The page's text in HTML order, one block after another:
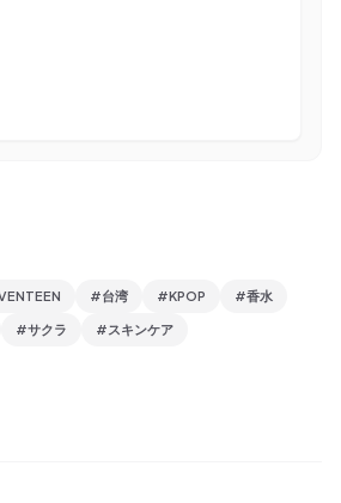
#台湾 #KPOP #香水
#サクラ #スキンケア